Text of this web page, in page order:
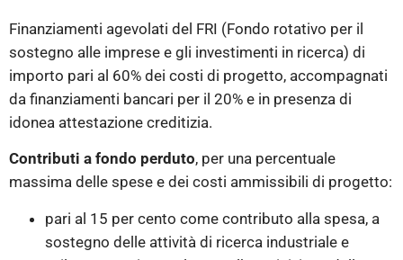
Finanziamenti agevolati del FRI (Fondo rotativo per il
sostegno alle imprese e gli investimenti in ricerca) di
importo pari al 60% dei costi di progetto, accompagnati
da finanziamenti bancari per il 20% e in presenza di
idonea attestazione creditizia.
Contributi a fondo perduto, per una percentuale
massima delle spese e dei costi ammissibili di progetto:
pari al 15 per cento come contributo alla spesa, a
sostegno delle attività di ricerca industriale e